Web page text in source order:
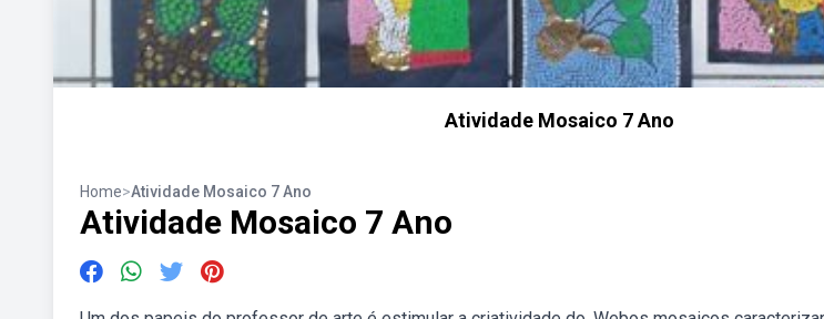
Atividade Mosaico 7 Ano
Home>Atividade Mosaico 7 Ano
Atividade Mosaico 7 Ano